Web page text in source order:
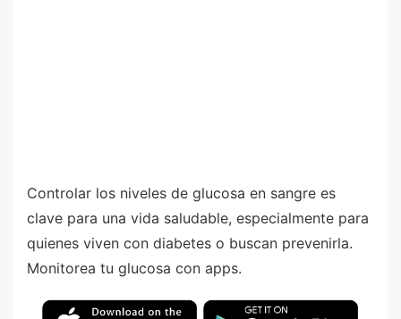
Controlar los niveles de glucosa en sangre es
clave para una vida saludable, especialmente para
quienes viven con diabetes o buscan prevenirla.
Monitorea tu glucosa con apps.